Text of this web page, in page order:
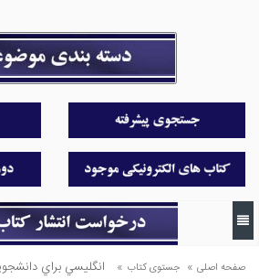
صفحه اصلی » جستوی کتاب » انگليسي براي